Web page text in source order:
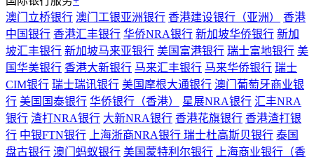
澳门立桥银行 澳门工银亚洲银行 香港建设银行（亚洲）
香港
中国银行 香港汇丰银行 华侨NRA银行 新加坡华侨银行 新加
坡汇丰银行 新加坡马来亚银行 美国富港银行 瑞士富地银行 美
国华美银行 香港大新银行 马来汇丰银行 马来华侨银行 瑞士
CIM银行 瑞士瑞讯银行 美国摩根大通银行 澳门葡萄牙商业银
行 美国国泰银行 华侨银行（香港） 星展NRA银行 汇丰NRA
银行 渣打NRA银行 大新NRA银行 香港花旗银行 香港渣打银
行 中银FTN银行 上海浙商NRA银行 瑞士杜高斯贝银行 泰国
盘古银行 澳门蚂蚁银行 美国蒙特利尔银行
上海商业银行（香